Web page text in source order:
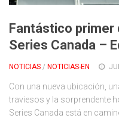
Fantástico primer
Series Canada –
NOTICIAS / NOTICIAS-EN
Con una nueva ubicación,
traviesos y la sorprendente
Series Canada está en